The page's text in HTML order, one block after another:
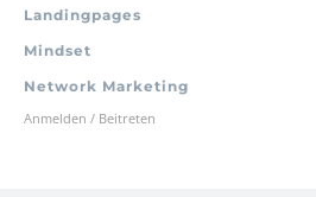
Landingpages
Mindset
Network Marketing
Anmelden / Beitreten